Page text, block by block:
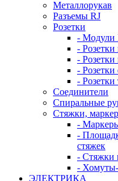
Металлорукав
Разъемы RJ
Розетки
- Модули
-
-
-
-
Соединители
Спиральные
Стяжки,
-
-
стяжек
- Стяжки
-
ЭЛЕКТРИКА